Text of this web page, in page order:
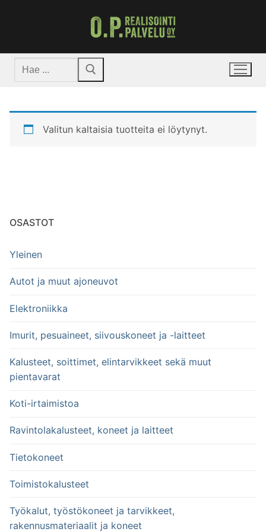
Hae:
Valitun kaltaisia tuotteita ei löytynyt.
OSASTOT
Yleinen
Autot ja muut ajoneuvot
Elektroniikka
Imurit, pesuaineet, siivouskoneet ja -laitteet
Kalusteet, soittimet, elintarvikkeet sekä muut
pientavarat
Koti-irtaimistoa
Ravintolakalusteet, koneet ja laitteet
Tietokoneet
Toimistokalusteet
Työkalut, työstökoneet ja tarvikkeet,
rakennusmateriaalit ja koneet